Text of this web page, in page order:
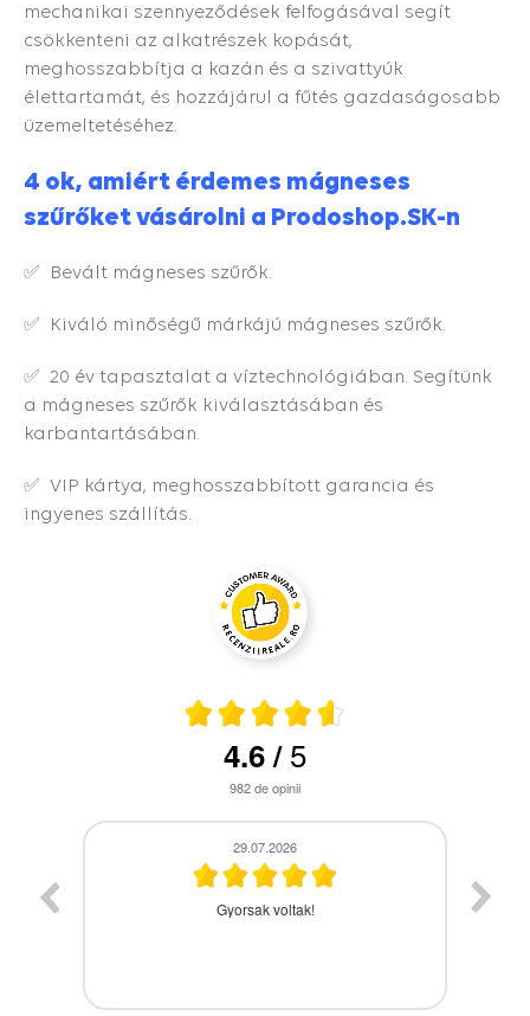
mechanikai szennyeződések felfogásával segít
csökkenteni az alkatrészek kopását,
meghosszabbítja a kazán és a szivattyúk
élettartamát, és hozzájárul a fűtés gazdaságosabb
üzemeltetéséhez.
4 ok, amiért érdemes mágneses
szűrőket vásárolni a Prodoshop.SK-n
✅ Bevált mágneses szűrők.
✅ Kiváló minőségű márkájú mágneses szűrők.
✅ 20 év tapasztalat a víztechnológiában. Segítünk
a mágneses szűrők kiválasztásában és
karbantartásában.
✅ VIP kártya, meghosszabbított garancia és
ingyenes szállítás.
4.6/5
982de opinii
28.07.2026
A termék időbe megérkezett,gyors kiszolgálás.